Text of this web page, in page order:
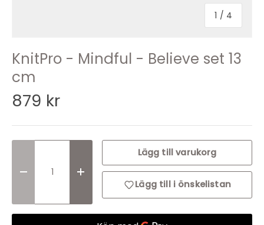
1 / 4
KnitPro - Mindful - Believe set 13
cm
879 kr
Translation missing:Translation missing:
Lägg till varukorg
Lägg till i önskelistan